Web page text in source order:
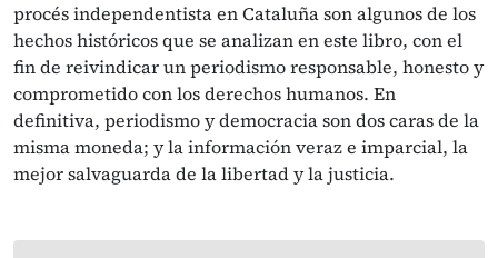
procés independentista en Cataluña son algunos de los
hechos históricos que se analizan en este libro, con el
fin de reivindicar un periodismo responsable, honesto y
comprometido con los derechos humanos. En
definitiva, periodismo y democracia son dos caras de la
misma moneda; y la información veraz e imparcial, la
mejor salvaguarda de la libertad y la justicia.